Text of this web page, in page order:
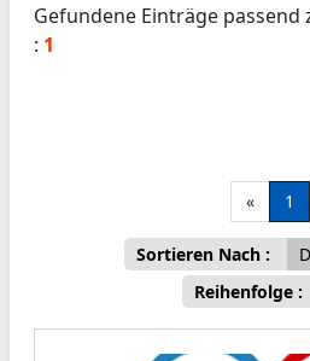
Gefundene Einträge
: 1
« 1
Sortieren Nach :
Reihenfolge :